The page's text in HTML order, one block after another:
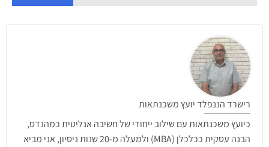
רישרד הננפלד יועץ משכנתאות
כיועץ משכנתאות עם שילוב ייחודי של חשיבה אנליטית כמהנדס,
הבנה עסקית ככלכלן (MBA) ולמעלה מ-20 שנות ניסיון, אני מביא